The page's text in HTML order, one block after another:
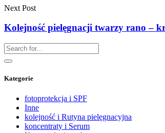
Next Post
Kolejność pielęgnacji twarzy rano –
Kategorie
fotoprotekcja i SPF
Inne
kolejność i Rutyna pielęgnacyjna
koncentraty i Serum